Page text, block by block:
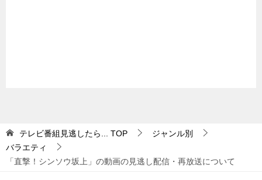
テレビ番組見逃したら... TOP
ジャンル別
バラエティ
「直撃！シンソウ坂上」の動画の見逃し配信・再放送について